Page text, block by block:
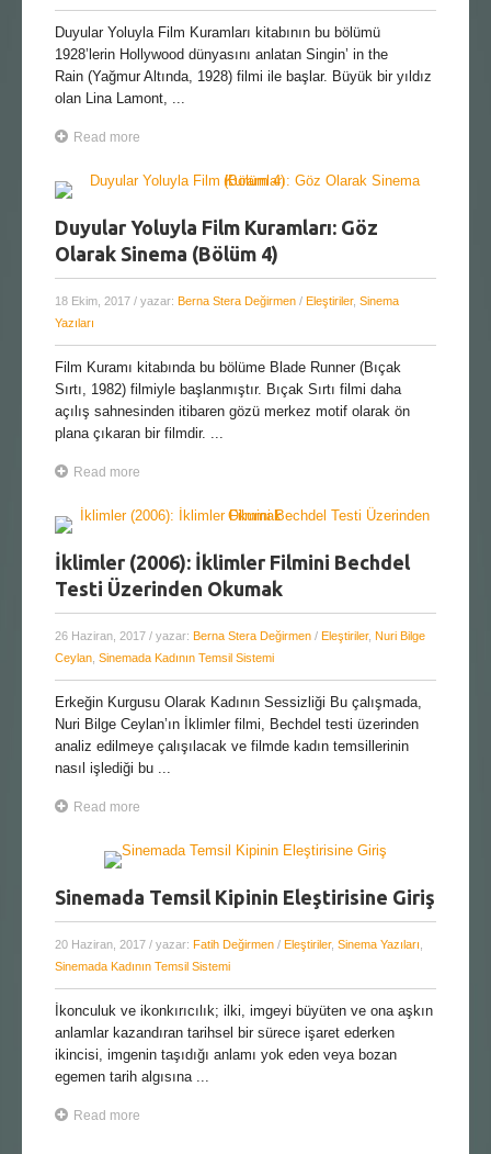
Duyular Yoluyla Film Kuramları kitabının bu bölümü
1928’lerin Hollywood dünyasını anlatan Singin’ in the
Rain (Yağmur Altında, 1928) filmi ile başlar. Büyük bir yıldız
olan Lina Lamont, ...
Read more
Duyular Yoluyla Film Kuramları: Göz
Olarak Sinema (Bölüm 4)
18 Ekim, 2017 / yazar: Berna Stera Değirmen / Eleştiriler, Sinema
Yazıları
Film Kuramı kitabında bu bölüme Blade Runner (Bıçak
Sırtı, 1982) filmiyle başlanmıştır. Bıçak Sırtı filmi daha
açılış sahnesinden itibaren gözü merkez motif olarak ön
plana çıkaran bir filmdir. ...
Read more
İklimler (2006): İklimler Filmini Bechdel
Testi Üzerinden Okumak
26 Haziran, 2017 / yazar: Berna Stera Değirmen / Eleştiriler, Nuri Bilge
Ceylan Sinemada Kadının Temsil Sistemi
Erkeğin Kurgusu Olarak Kadının Sessizliği Bu çalışmada,
Nuri Bilge Ceylan’ın İklimler filmi, Bechdel testi üzerinden
analiz edilmeye çalışılacak ve filmde kadın temsillerinin
nasıl işlediği bu ...
Read more
Sinemada Temsil Kipinin Eleştirisine Giriş
20 Haziran, 2017 / yazar: Fatih Değirmen / Eleştiriler, Sinema Yazıları
Sinemada Kadının Temsil Sistemi
İkonculuk ve ikonkırıcılık; ilki, imgeyi büyüten ve ona aşkın
anlamlar kazandıran tarihsel bir sürece işaret ederken
ikincisi, imgenin taşıdığı anlamı yok eden veya bozan
egemen tarih algısına ...
Read more